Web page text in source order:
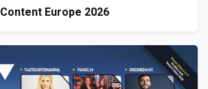
Content Europe 2026